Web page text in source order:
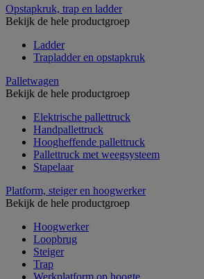
Opstapkruk, trap en ladder
Bekijk de hele productgroep
Ladder
Trapladder en opstapkruk
Palletwagen
Bekijk de hele productgroep
Elektrische pallettruck
Handpallettruck
Hoogheffende pallettruck
Pallettruck met weegsysteem
Stapelaar
Platform, steiger en hoogwerker
Bekijk de hele productgroep
Hoogwerker
Loopbrug
Steiger
Trap
Werkplatform op hoogte